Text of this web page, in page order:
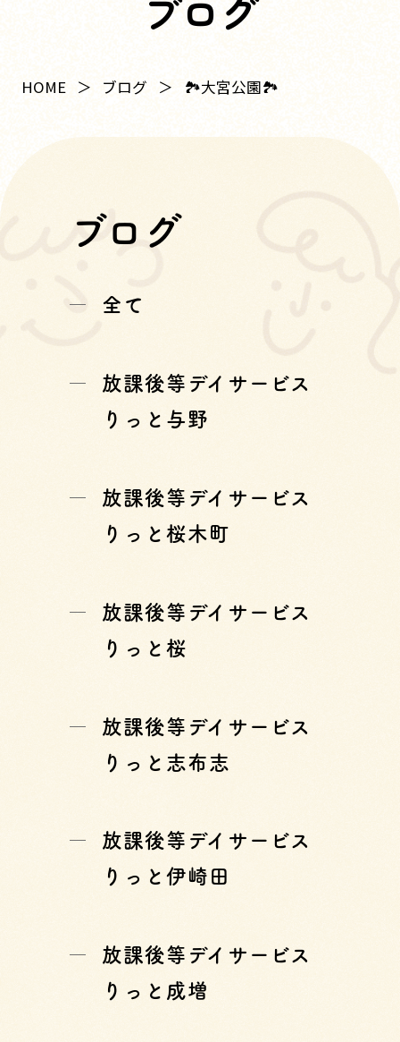
ブログ
HOME ブログ 🏞大宮公園🏞
ブログ
全て
放課後等デイサービス
りっと与野
放課後等デイサービス
りっと桜木町
放課後等デイサービス
りっと桜
放課後等デイサービス
りっと志布志
放課後等デイサービス
りっと伊崎田
放課後等デイサービス
りっと成増